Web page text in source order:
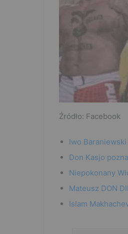
Źródło: Facebook
Iwo
Don Kasjo
Niepokonany
Mateusz DON
Islam